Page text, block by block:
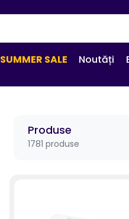
SUMMER SALE Noutăți
Produse
1781 produse